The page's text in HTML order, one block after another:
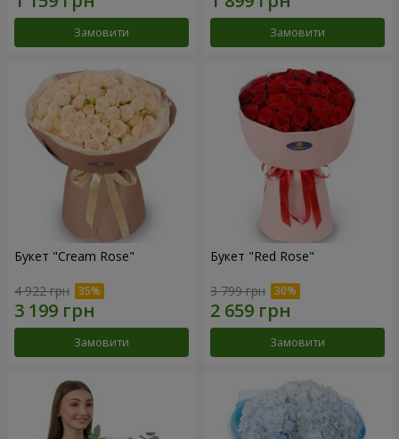
Замовити Замовити
Букет "Cream Rose"
4 922 грн
Замовити
Букет "Red Rose"
3 799 грн
Замовити